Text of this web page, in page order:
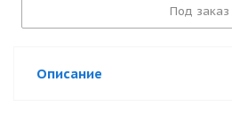
Под заказ
Описание